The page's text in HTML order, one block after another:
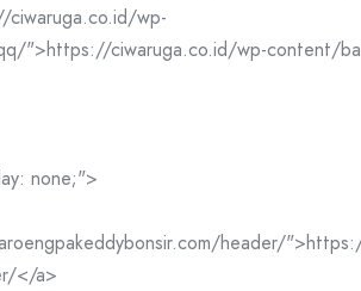
wp-
">https://ciwaruga.co.id/wp-content/
none;">
header/
</a>